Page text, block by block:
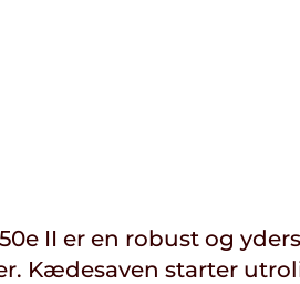
II er en robust og
Kædesaven starter